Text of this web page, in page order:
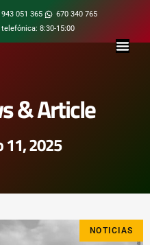
943 051 365
670 340 765
8:30-15:00
& Article
11, 2025
NOTICIAS